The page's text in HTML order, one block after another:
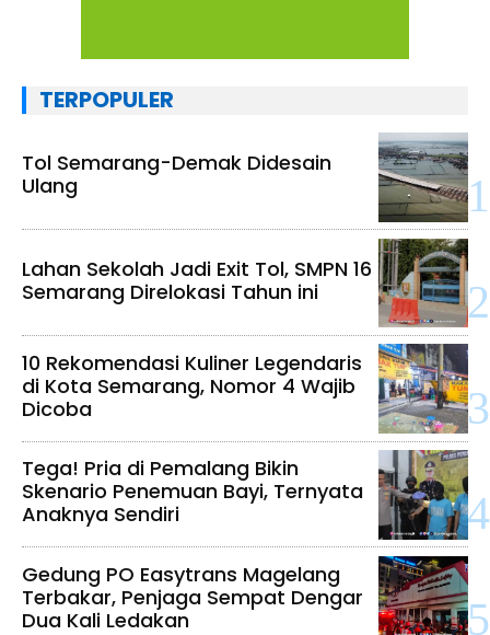
TERPOPULER
Tol Semarang-Demak Didesain
Ulang
Lahan Sekolah Jadi Exit Tol, SMPN 16
Semarang Direlokasi Tahun ini
10 Rekomendasi Kuliner Legendaris
di Kota Semarang, Nomor 4 Wajib
Dicoba
Tega! Pria di Pemalang Bikin
Skenario Penemuan Bayi, Ternyata
Anaknya Sendiri
Gedung PO Easytrans Magelang
Terbakar, Penjaga Sempat Dengar
Dua Kali Ledakan